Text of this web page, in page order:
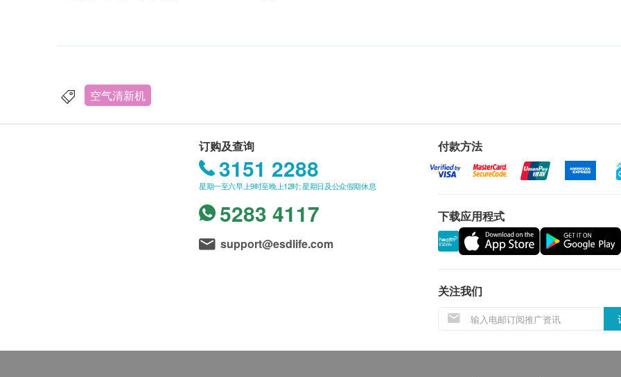
空气清新机
订购及查询
3151 2288
星期一至六早上9时至晚上12时; 星期日及公众假期休息
5283 4117
support@esdlife.com
付款方法
下载应用程式
关注我们